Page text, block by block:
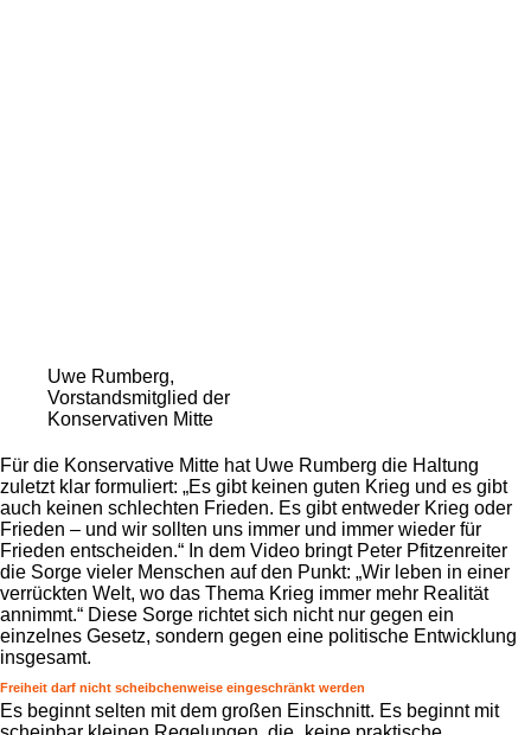
Uwe Rumberg,
Vorstandsmitglied der
Konservativen Mitte
Für die Konservative Mitte hat Uwe Rumberg die Haltung
zuletzt klar formuliert: „Es gibt keinen guten Krieg und es gibt
auch keinen schlechten Frieden. Es gibt entweder Krieg oder
Frieden – und wir sollten uns immer und immer wieder für
Frieden entscheiden.“ In dem Video bringt Peter Pfitzenreiter
die Sorge vieler Menschen auf den Punkt: „Wir leben in einer
verrückten Welt, wo das Thema Krieg immer mehr Realität
annimmt.“ Diese Sorge richtet sich nicht nur gegen ein
einzelnes Gesetz, sondern gegen eine politische Entwicklung
insgesamt.
Freiheit darf nicht scheibchenweise eingeschränkt werden
Es beginnt selten mit dem großen Einschnitt. Es beginnt mit